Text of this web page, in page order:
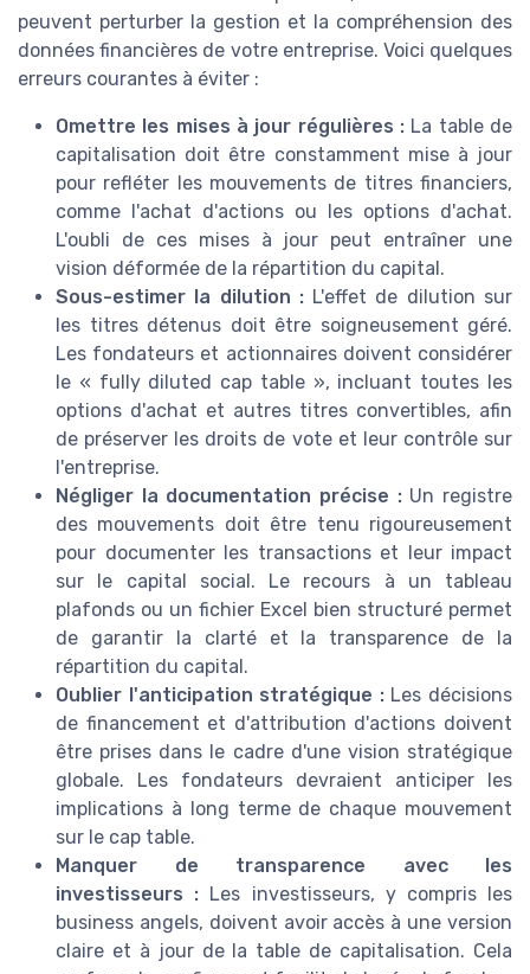
peuvent perturber la gestion et la compréhension des
données financières de votre entreprise. Voici quelques
erreurs courantes à éviter :
Omettre les mises à jour régulières : La table de
capitalisation doit être constamment mise à jour
pour refléter les mouvements de titres financiers,
comme l'achat d'actions ou les options d'achat.
L'oubli de ces mises à jour peut entraîner une
vision déformée de la répartition du capital.
Sous-estimer la dilution :L'effet de dilution sur
les titres détenus doit être soigneusement géré.
Les fondateurs et actionnaires doivent considérer
le « fully diluted cap table », incluant toutes les
options d'achat et autres titres convertibles, afin
de préserver les droits de vote et leur contrôle sur
l'entreprise.
Négliger la documentation précise :Un registre
des mouvements doit être tenu rigoureusement
pour documenter les transactions et leur impact
sur le capital social. Le recours à un tableau
plafonds ou un fichier Excel bien structuré permet
de garantir la clarté et la transparence de la
répartition du capital.
Oublier l'anticipation stratégique :Les décisions
de financement et d'attribution d'actions doivent
être prises dans le cadre d'une vision stratégique
globale. Les fondateurs devraient anticiper les
implications à long terme de chaque mouvement
sur le cap table.
Manquer de transparence avec les
investisseurs : Les investisseurs, y compris les
business angels, doivent avoir accès à une version
claire et à jour de la table de capitalisation. Cela